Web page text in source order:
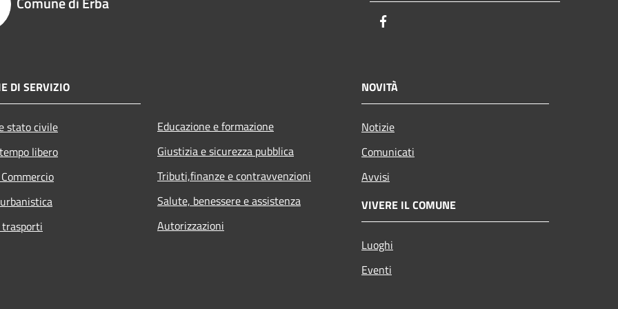
DI SERVIZIO
stato civile
libero
Educazione e formazione
Giustizia e sicurezza pubblica
Tributi,finanze e contravvenzioni
Salute, benessere e assistenza
Autorizzazioni
NOVITÀ
Notizie
Comunicati
Avvisi
VIVERE IL COMUNE
Luoghi
Eventi